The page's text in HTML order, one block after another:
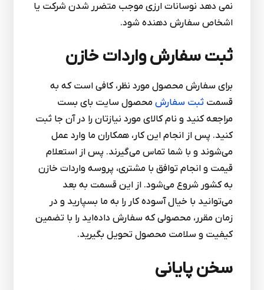
نمی دهد نوسانات ارزی موجب متضرر شدن شرکت یا
اشخاص سفارش دهنده شود.
ثبت سفارش واردات خازن
برای سفارش محصول مورد نظر، کافی است که به
قسمت ثبت سفارش محصول سایت بای بست
مراجعه کنید و نام کالای مورد نیازتان را در آن جا ثبت
کنید. پس از انجام این کار، همکاران ما وارد عمل
می‌شوند و با شما تماس می‌گیرند. پس از استعلام
قیمت و انجام توافق با مشتری، پروسه واردات خازن
به کشور شروع می‌شود. از این قسمت به بعد
می‌توانید با خیال آسوده کار را به ما بسپارید و در
زمان مقرر، محصولی که سفارش داده‌اید را با تضمین
کیفیت و سلامت محصول تحویل بگیرید.
سخن پایانی